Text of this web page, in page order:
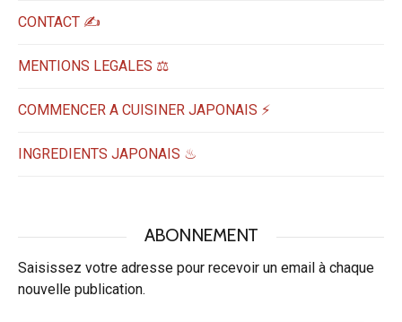
CONTACT ✍️
MENTIONS LEGALES ⚖️
COMMENCER A CUISINER JAPONAIS ⚡
INGREDIENTS JAPONAIS ♨
ABONNEMENT
Saisissez votre adresse pour recevoir un email à chaque
nouvelle publication.